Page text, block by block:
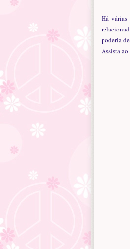
Há várias
poderia
Assista